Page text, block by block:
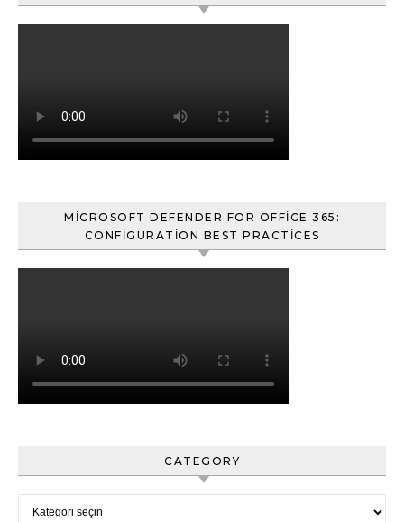
MICROSOFT DEFENDER FOR OFFICE 365:
CONFIGURATION BEST PRACTICES
CATEGORY